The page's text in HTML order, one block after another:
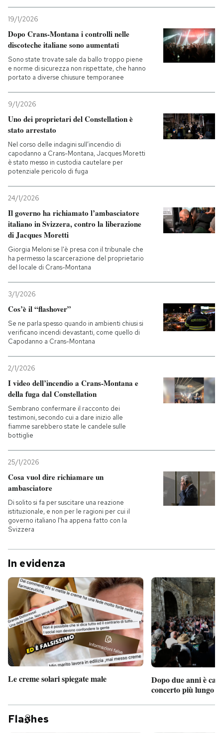
19/1/2026
Dopo Crans-Montana i controlli nelle
discoteche italiane sono aumentati
Sono state trovate sale da ballo troppo piene
e norme di sicurezza non rispettate, che hanno
portato a diverse chiusure temporanee
9/1/2026
Uno dei proprietari del Constellation è
stato arrestato
Nel corso delle indagini sull’incendio di
capodanno a Crans-Montana, Jacques Moretti
è stato messo in custodia cautelare per
potenziale pericolo di fuga
24/1/2026
Il governo ha richiamato l’ambasciatore
italiano in Svizzera, contro la liberazione
di Jacques Moretti
Giorgia Meloni se l'è presa con il tribunale che
ha permesso la scarcerazione del proprietario
del locale di Crans-Montana
3/1/2026
Cos’è il “flashover”
Se ne parla spesso quando in ambienti chiusi si
verificano incendi devastanti, come quello di
Capodanno a Crans-Montana
2/1/2026
I video dell’incendio a Crans-Montana e
della fuga dal Constellation
Sembrano confermare il racconto dei
testimoni, secondo cui a dare inizio alle
fiamme sarebbero state le candele sulle
bottiglie
25/1/2026
Cosa vuol dire richiamare un
ambasciatore
Di solito si fa per suscitare una reazione
istituzionale, e non per le ragioni per cui il
governo italiano l'ha appena fatto con la
Svizzera
In evidenza
Le creme solari spiegate male
Dopo due anni è
concerto più lungo
Fla hes